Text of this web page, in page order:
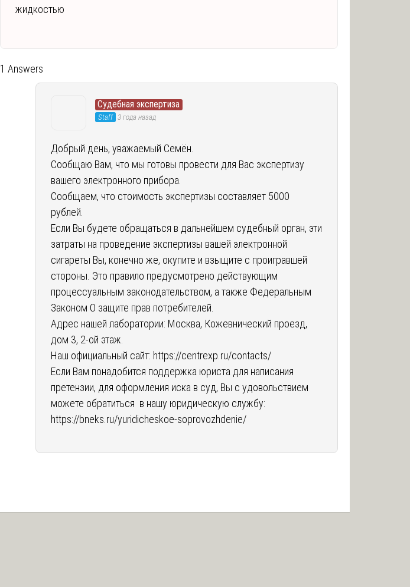
жидкостью
1 Answers
Судебная экспертиза
Staff 3 года назад
Добрый день, уважаемый Семён.
Сообщаю Вам, что мы готовы провести для Вас экспертизу
вашего электронного прибора.
Сообщаем, что стоимость экспертизы составляет 5000
рублей.
Если Вы будете обращаться в дальнейшем судебный орган, эти
затраты на проведение экспертизы вашей электронной
сигареты Вы, конечно же, окупите и взыщите с проигравшей
стороны. Это правило предусмотрено действующим
процессуальным законодательством, а также Федеральным
Законом О защите прав потребителей.
Адрес нашей лаборатории: Москва, Кожевнический проезд,
дом 3, 2-ой этаж.
Наш официальный сайт: https://centrexp.ru/contacts/
Если Вам понадобится поддержка юриста для написания
претензии, для оформления иска в суд, Вы с удовольствием
можете обратиться в нашу юридическую службу:
https://bneks.ru/yuridicheskoe-soprovozhdenie/